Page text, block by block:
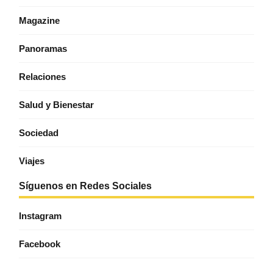
Magazine
Panoramas
Relaciones
Salud y Bienestar
Sociedad
Viajes
Síguenos en Redes Sociales
Instagram
Facebook